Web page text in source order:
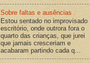
Sobre faltas e ausências .
Estou sentado no improvisado
escritório, onde outrora fora o
quarto das crianças, que jurei
que jamais cresceriam e
acabaram partindo cada q...